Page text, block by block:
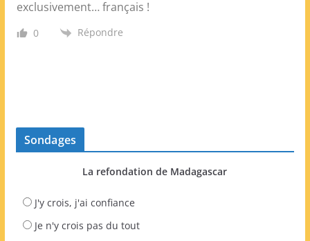
exclusivement… français !
0 Répondre
Sondages
La refondation de Madagascar
J'y crois, j'ai confiance
Je n'y crois pas du tout